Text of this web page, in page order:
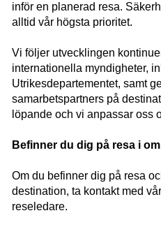
inför en planerad resa.
alltid vår högsta prioritet.
Vi följer utvecklingen
internationella myndigheter,
Utrikesdepartementet, samt
samarbetspartners på
löpande och vi anpassar oss
Befinner du dig på resa i
Om du befinner dig på resa
destination, ta kontakt med
reseledare.